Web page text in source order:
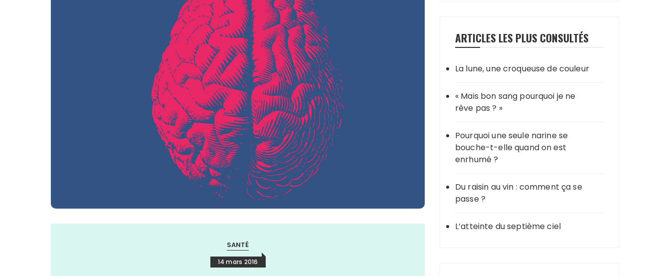
SANTÉ
14 mars 2016
ARTICLES LES PLUS CONSULTÉS
La lune, une croqueuse de couleur
« Mais bon sang pourquoi je ne
rêve pas ? »
Pourquoi une seule narine se
bouche-t-elle quand on est
enrhumé ?
Du raisin au vin : comment ça se
passe ?
L’atteinte du septième ciel